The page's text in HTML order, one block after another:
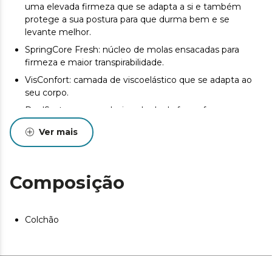
uma elevada firmeza que se adapta a si e também
protege a sua postura para que durma bem e se
levante melhor.
SpringCore Fresh: núcleo de molas ensacadas para
firmeza e maior transpirabilidade.
VisConfort: camada de viscoelástico que se adapta ao
seu corpo.
DualSystem: o seu design de dupla face oferece
frescura no verão e calor no inverno, para que possa
desfrutar do melhor descanso durante todo o ano.
melhor sensação de sono.
SeparateMuv: tecnologia que favorece a independência
repouso e a sua coluna se mantenha corretamente
Ver mais
Composição
Colchão